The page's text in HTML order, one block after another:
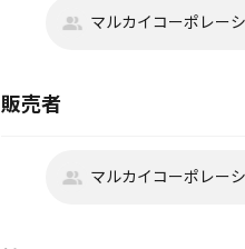
マルカイコーポレー
販売者
マルカイコーポレー